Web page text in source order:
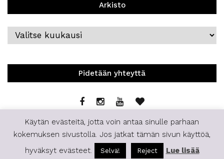
Arkisto
Arkisto
Pidetään yhteyttä
© 2019 | Staffilife | All Rights Reserved.
Käytän evästeitä, jotta voin antaa sinulle parhaan
kokemuksen sivustolla. Jos jatkat tämän sivun käyttöä,
hyväksyt evästeet.
Selvä! Reject Lue lisää